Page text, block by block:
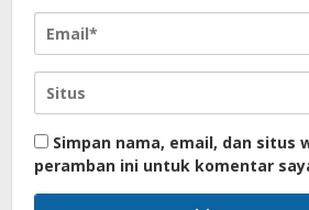
Simpan nama, email, dan situs
peramban ini untuk komentar